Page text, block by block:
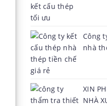
Công
nhà
XIN
NHÀ